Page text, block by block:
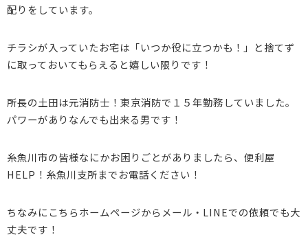
配りをしています。
チラシが入っていたお宅は「いつか役に立つかも！」と捨てず
に取っておいてもらえると嬉しい限りです！
所長の土田は元消防士！東京消防で１５年勤務していました。
パワーがありなんでも出来る男です！
糸魚川市の皆様なにかお困りごとがありましたら、便利屋
HELP！糸魚川支所までお電話ください！
ちなみにこちらホームページからメール・LINEでの依頼でも大
丈夫です！